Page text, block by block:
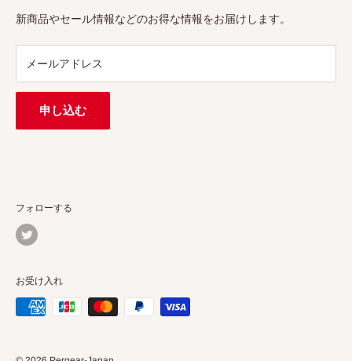
新商品やセール情報などのお得な情報をお届けします。
メールアドレス
申し込む
特定商取引法に基づく表示
プロ、アマチュアを問わず、さまざまな撮影製品を取り揃え
連絡先： support@pergear.co.jp
フォローする
お受け入れ